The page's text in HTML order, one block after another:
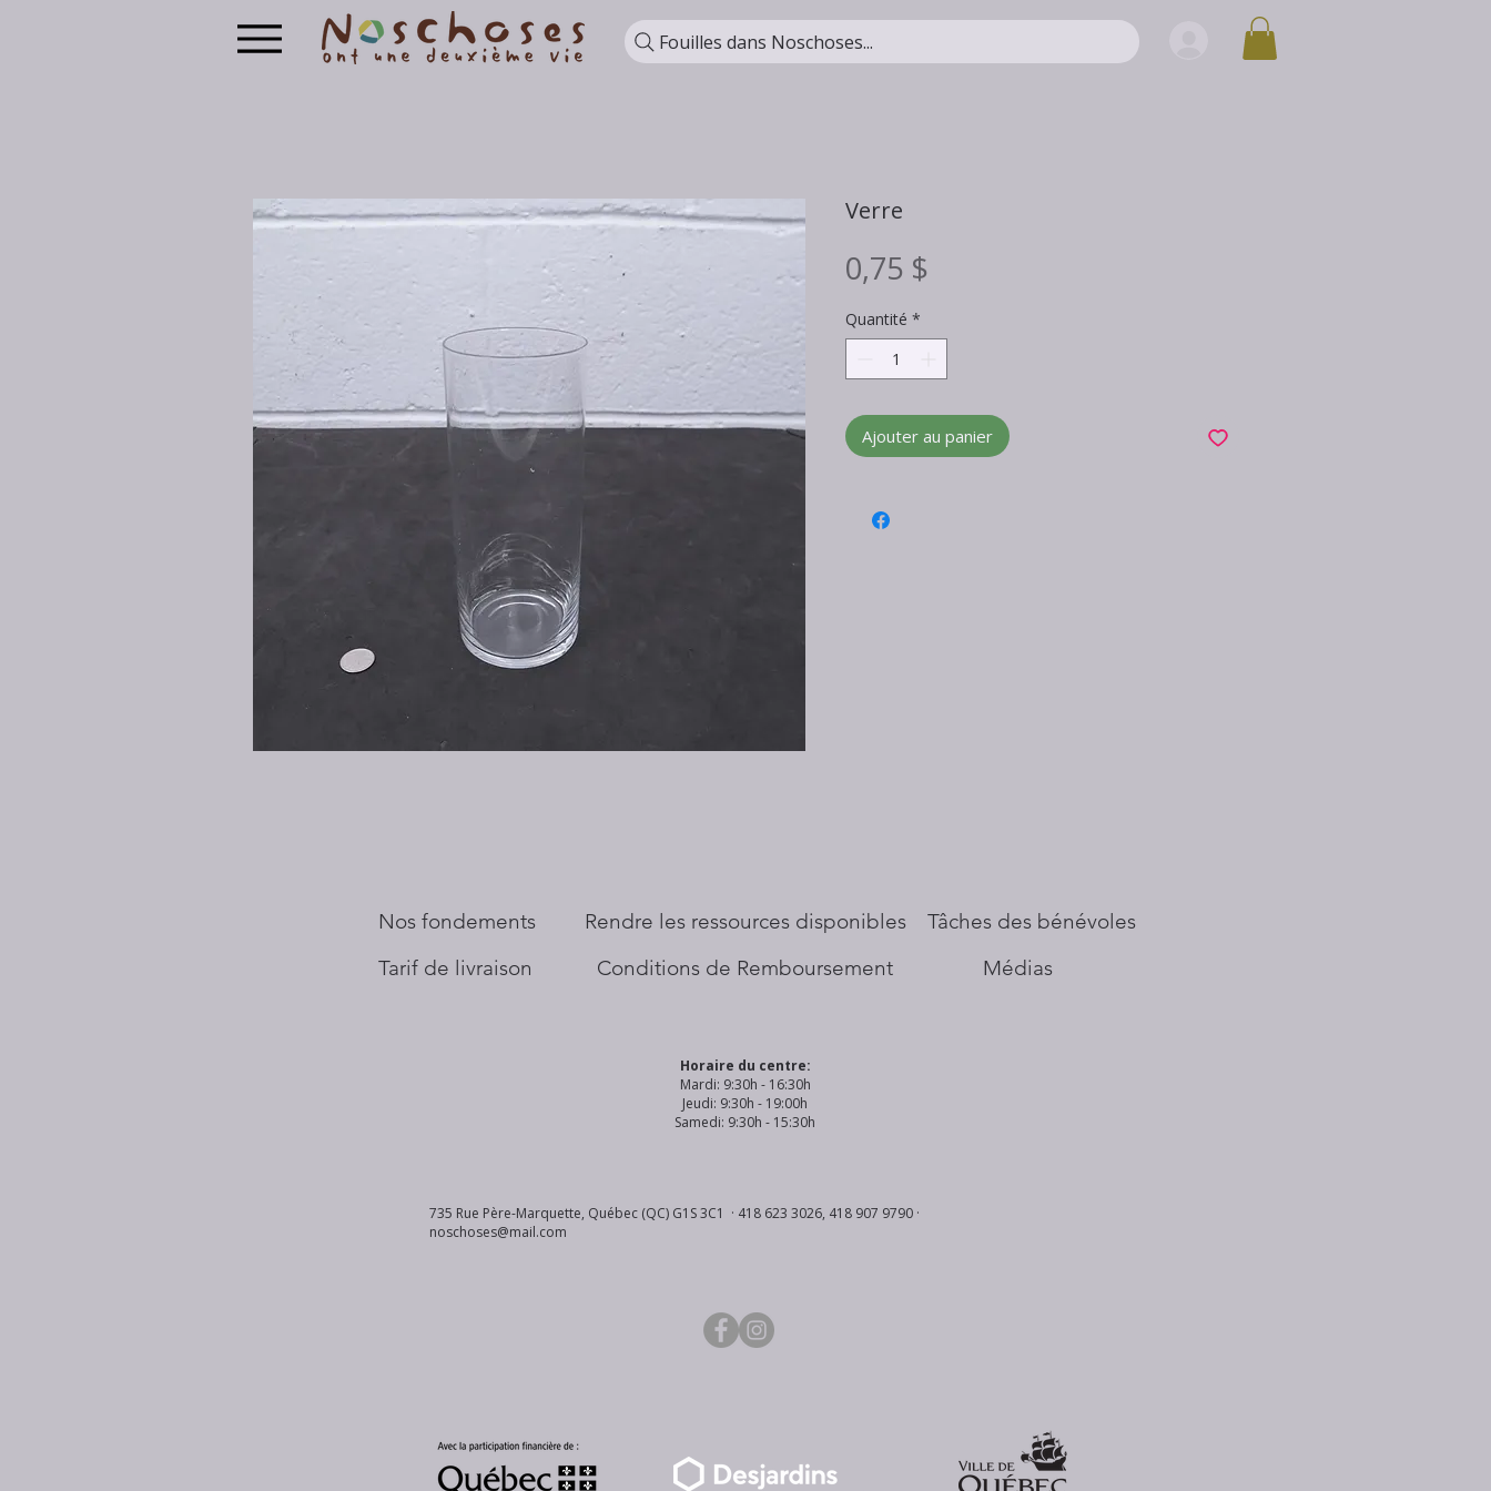
Fouilles dans Noschoses...
Verre
0,75 $
Quantité *
Ajouter au panier
Nos fondements
Tarif de livraison
​Rendre les ressources disponibles
Conditions de Remboursement
Tâches des bénévoles
Médias
Horaire du centre:
Mardi: 9:30h - 16:30h
Jeudi: 9:30h - 19:00h
Samedi: 9:30h - 15:30h
735 Rue Père-Marquette, Québec (QC) G1S 3C1 · 418 623 3026, 418 907 9790 ·
noschoses@mail.com